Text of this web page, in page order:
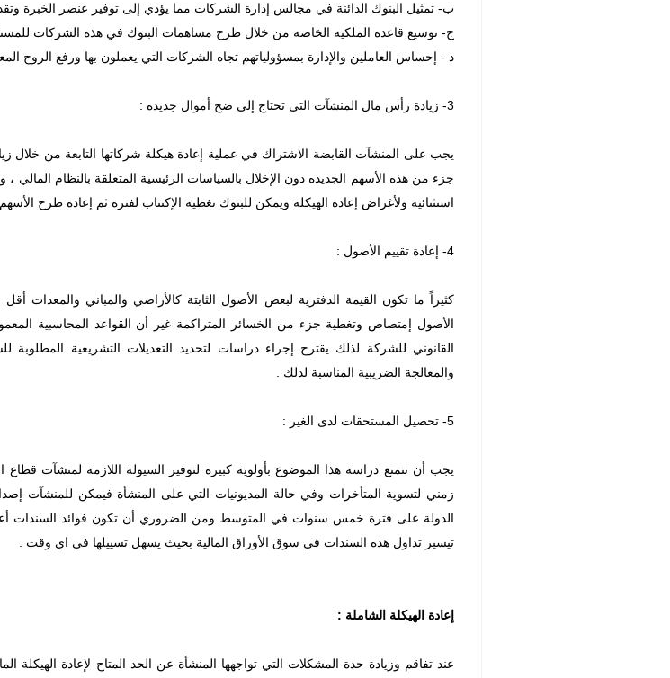
ب- تمثيل البنوك الدائنة في مجالس إدارة الشركات مما يؤدي إلى توفير عنصر الخبرة
ج- توسيع قاعدة الملكية الخاصة من خلال طرح مساهمات البنوك في هذه الشركات
د - إحساس العاملين والإدارة بمسؤولياتهم تجاه الشركات التي يعملون بها ورفع الروح
3- زيادة رأس مال المنشآت التي تحتاج إلى ضخ أموال جديده :
يجب على المنشآت القابضة الاشتراك في عملية إعادة هيكلة شركاتها التابعة من خلال
جزء من هذه الأسهم الجديده دون الإخلال بالسياسات الرئيسية المتعلقة بالنظام
استثنائية ولأغراض إعادة الهيكلة ويمكن للبنوك تغطية الإكتتاب لفترة ثم إعادة طرح الأسهم
4- إعادة تقييم الأصول :
كثيراً ما تكون القيمة الدفترية لبعض الأصول الثابتة كالأراضي والمباني والمعدات
الأصول إمتصاص وتغطية جزء من الخسائر المتراكمة غير أن القواعد المحاسبية
القانوني للشركة لذلك يقترح إجراء دراسات لتحديد التعديلات التشريعية
والمعالجة الضريبية المناسبة لذلك .
5- تحصيل المستحقات لدى الغير :
يجب أن تتمتع دراسة هذا الموضوع بأولوية كبيرة لتوفير السيولة اللازمة لمنشآت قطاع
زمني لتسوية المتأخرات وفي حالة المديونيات التي على المنشأة فيمكن للمنشآت
الدولة على فترة خمس سنوات في المتوسط ومن الضروري أن تكون فوائد السندات
تيسير تداول هذه السندات في سوق الأوراق المالية بحيث يسهل تسييلها في اي وقت .
إعادة الهيكلة الشاملة :
عند تفاقم وزيادة حدة المشكلات التي تواجهها المنشأة عن الحد المتاح لإعادة الهيكلة